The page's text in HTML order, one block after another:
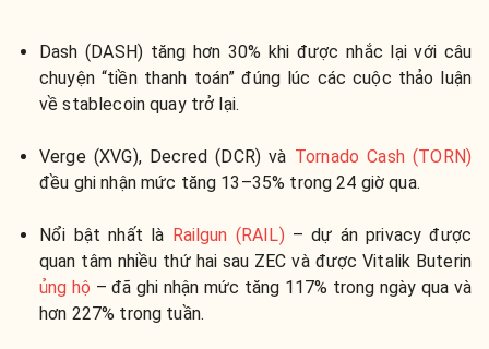
Dash (DASH) tăng hơn 30% khi được nhắc lại với câu
chuyện “tiền thanh toán” đúng lúc các cuộc thảo luận
về stablecoin quay trở lại.
Verge (XVG), Decred (DCR) và Tornado Cash (TORN)
đều ghi nhận mức tăng 13–35% trong 24 giờ qua.
Nổi bật nhất là Railgun (RAIL) – dự án privacy được
quan tâm nhiều thứ hai sau ZEC và được Vitalik Buterin
ủng hộ – đã ghi nhận mức tăng 117% trong ngày qua và
hơn 227% trong tuần.